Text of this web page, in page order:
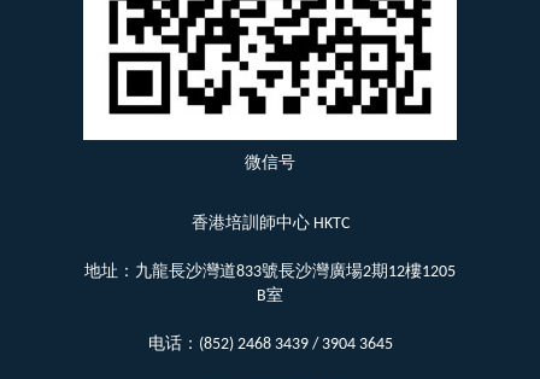
微信号
香港培訓師中心 HKTC
地址：九龍長沙灣道833號長沙灣廣場2期12樓1205
B室
电话：(852) 2468 3439 / 3904 3645